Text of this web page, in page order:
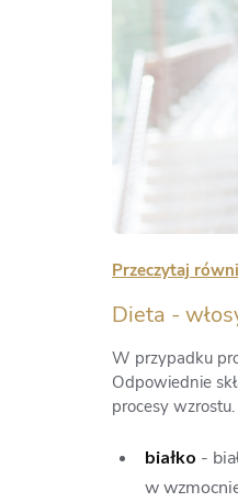
Przeczytaj
Dieta -
W przypadku
Odpowiednie
procesy
białko -
w